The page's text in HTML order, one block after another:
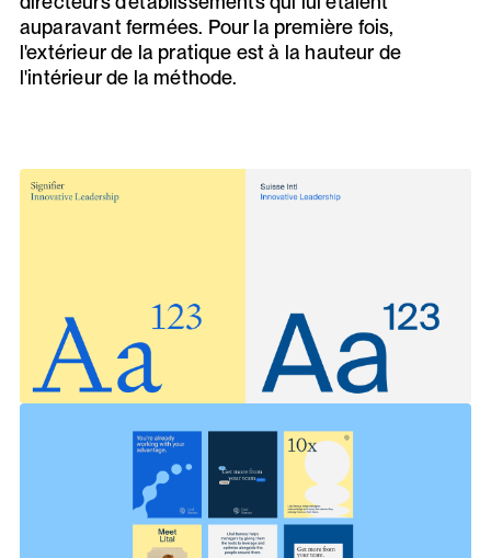
auparavant fermées. Pour la première fois,
l'extérieur de la pratique est à la hauteur de
l'intérieur de la méthode.